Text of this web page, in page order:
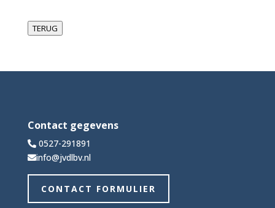
TERUG
Contact gegevens
0527-291891
info@jvdlbv.nl
CONTACT FORMULIER